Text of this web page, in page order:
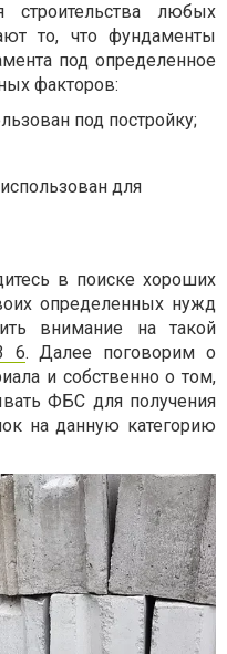
любых
то, что фундаменты
под определенное
факторов:
под постройку;
для
в поиске хороших
определенных нужд
внимание на такой
6. Далее поговорим о
и собственно о том,
ФБС для получения
на данную категорию